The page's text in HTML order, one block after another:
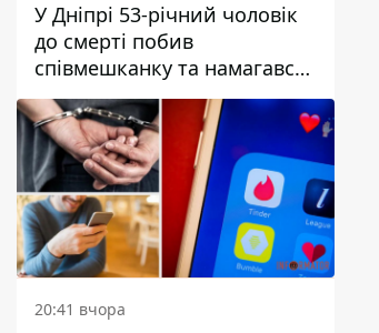
У Дніпрі 53-річний чоловік
до смерті побив
співмешканку та намагався
приховати злочин: деталі
20:41 вчора